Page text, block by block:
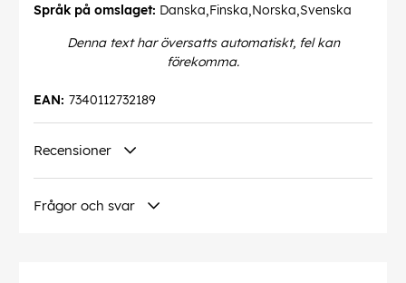
Språk på omslaget: Danska,Finska,Norska,Svenska
Denna text har översatts automatiskt, fel kan
förekomma.
7340112732189
EAN:
Recensioner
Frågor och svar